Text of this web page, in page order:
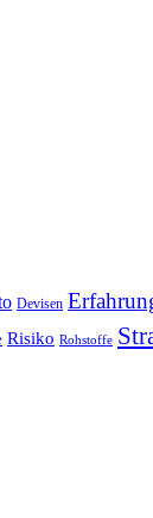
Devisen
Risiko Rohstoffe